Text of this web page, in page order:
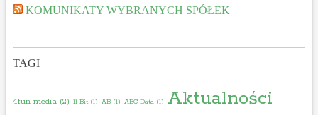
e
KOMUNIKATY WYBRANYCH SPÓŁEK
TAGI
4fun media(2) 11 Bit(1) AB(1) ABC Data(1) Aktualności